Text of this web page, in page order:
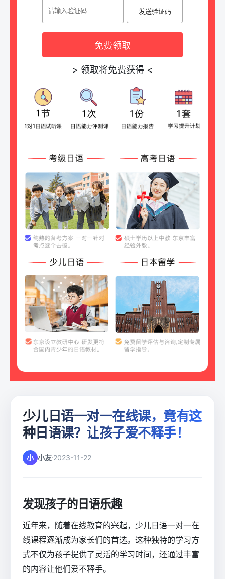
发送验证码
免费领取
> 领取将免费获得 <
少儿日语一对一在线课，竟有这
种日语课？让孩子爱不释手！
小 小友 2023-11-22
发现孩子的日语乐趣
近年来，随着在线教育的兴起，少儿日语一对一在
线课程逐渐成为家长们的首选。这种独特的学习方
式不仅为孩子提供了灵活的学习时间，还通过丰富
的内容让他们爱不释手。